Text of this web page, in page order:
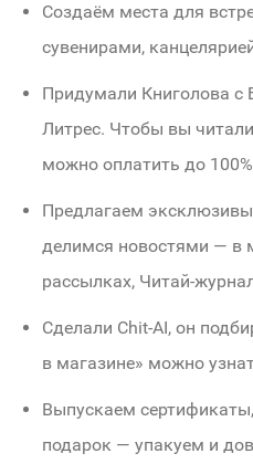
Создаём места для
сувенирами,
Придумали Книголова с
Литрес. Чтобы вы
можно оплатить до
Предлагаем
делимся новостями — в
рассылках, Читай-
Сделали Chit-AI, он
в магазине» можно
Выпускаем
подарок — упакуем и